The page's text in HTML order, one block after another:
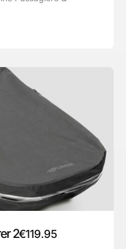
2€119.95